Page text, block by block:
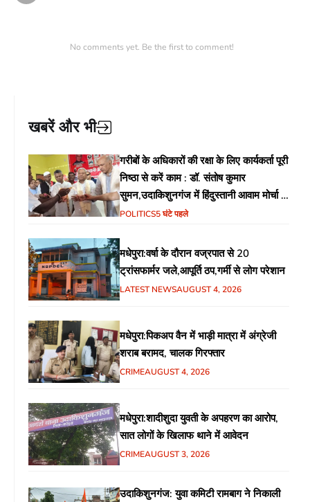
No comments yet. Be the first to comment!
खबरें और भी
गरीबों के अधिकारों की रक्षा के लिए कार्यकर्ता पूरी
निष्ठा से करें काम : डॉ. संतोष कुमार
सुमन,उदाकिशुनगंज में हिंदुस्तानी आवाम मोर्चा के
गरीब चौपाल में शिक्षा, स्वास्थ्य, रोजगार समेत
POLITICS5 घंटे पहले
मधेपुरा:वर्षा के दौरान वज्रपात से 20
ट्रांसफार्मर जले,आपूर्ति ठप,गर्मी से लोग परेशान
LATEST NEWSAUGUST 4, 2026
मधेपुरा:पिकअप वैन में भाड़ी मात्रा में अंग्रेजी
शराब बरामद, चालक गिरफ्तार
CRIMEAUGUST 4, 2026
मधेपुरा:शादीशुदा युवती के अपहरण का आरोप,
सात लोगों के खिलाफ थाने में आवेदन
CRIMEAUGUST 3, 2026
उदाकिशुनगंज: युवा कमिटी रामबाग ने निकाली